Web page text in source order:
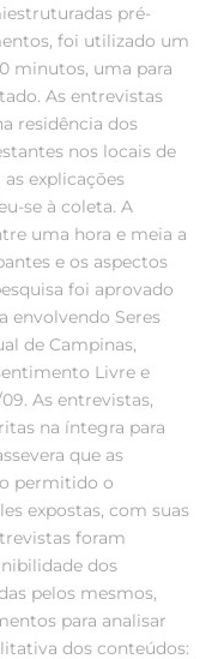
pré-
foi utilizado um
minutos, uma para
As entrevistas
residência dos
nos locais de
explicações
se à coleta. A
uma hora e meia a
e os aspectos
foi aprovado
envolvendo Seres
de Campinas,
Livre e
As entrevistas,
na íntegra para
que as
permitido o
expostas, com suas
foram
dos
pelos mesmos,
para analisar
dos conteúdos: